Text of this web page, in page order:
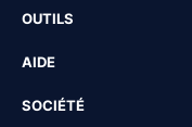
OUTILS
AIDE
SOCIÉTÉ